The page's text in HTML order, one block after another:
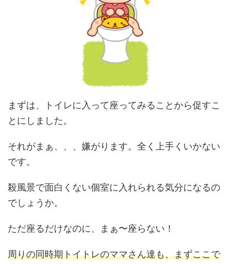
まずは、トイレに入って座ってみることから促すこ
とにしました。
それがまぁ、、、嫌がります。全く上手くいかない
です。
殺風景で面白くない個室に入れられる気分になるの
でしょうか。
ただ座るだけなのに、まぁ〜座らない！
周りの同時期トイトレのママさん達も、まずここで